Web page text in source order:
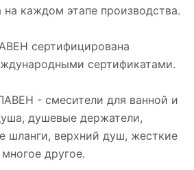
на каждом этапе производства.
сертифицирована
сертификатами.
- смесители для ванной и
душевые держатели,
шланги, верхний душ, жесткие
другое.